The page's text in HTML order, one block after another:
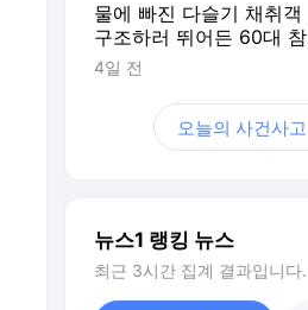
물에 빠진 다슬기 채취객
구조하러 뛰어든 60대 참
변…익수자는 회복
4일 전
오늘의 사건사고
뉴스1 랭킹 뉴스
최근 3시간 집계 결과입니다.